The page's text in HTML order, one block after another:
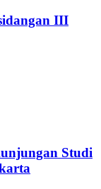
III
Studi